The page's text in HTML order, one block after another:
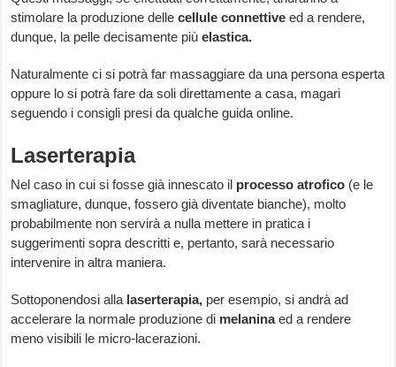
stimolare la produzione dellecellule connettive ed a rendere,
dunque, la pelle decisamente piùelastica.
Naturalmente ci si potrà far massaggiare da una persona esperta
oppure lo si potrà fare da soli direttamente a casa, magari
seguendo i consigli presi da qualche guida online.
Laserterapia
Nel caso in cui si fosse già innescato il processo atrofico (e le
smagliature, dunque, fossero già diventate bianche), molto
probabilmente non servirà a nulla mettere in pratica i
suggerimenti sopra descritti e, pertanto, sarà necessario
intervenire in altra maniera.
Sottoponendosi alla laserterapia, per esempio, si andrà ad
accelerare la normale produzione di melaninaed a rendere
meno visibili le micro-lacerazioni.